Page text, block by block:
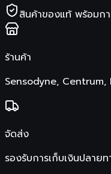
สินค้าของแท้ พร้อมก
ร้านค้า
Sensodyne, Centrum,
จัดส่ง
รองรับการเก็บเงินปลาย